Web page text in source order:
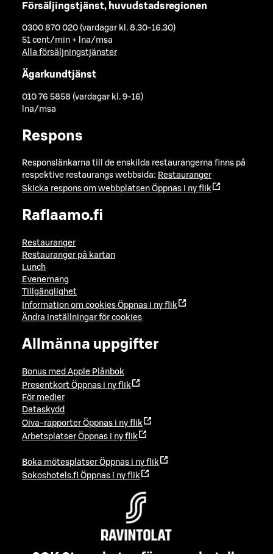
Försäljingstjänst, huvudstadsregionen
0300 870 020 (vardagar kl. 8.30-16.30)
51 cent/min + lna/msa
Alla försäljningstjänster
Ägarkundtjänst
010 76 5858 (vardagar kl. 9-16)
lna/msa
Respons
Responslänkarna till de enskilda restaurangerna finns på
respektive restaurangs webbsida: Restauranger
Skicka respons om webbplatsen Öppnas i ny flik
Raflaamo.fi
Restauranger
Restauranger på kartan
Lunch
Evenemang
Tillgänglighet
Information om cookies Öppnas i ny flik
Ändra inställningar för cookies
Allmänna uppgifter
Bonus med Apple Plånbok
Presentkort Öppnas i ny flik
För medier
Dataskydd
Oiva-rapporter Öppnas i ny flik
Arbetsplatser Öppnas i ny flik
Boka mötesplatser Öppnas i ny flik
Sokoshotels.fi Öppnas i ny flik